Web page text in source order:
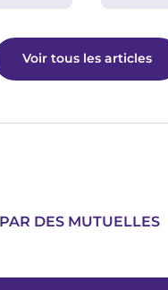
Voir tous les articles
DES MUTUELLES